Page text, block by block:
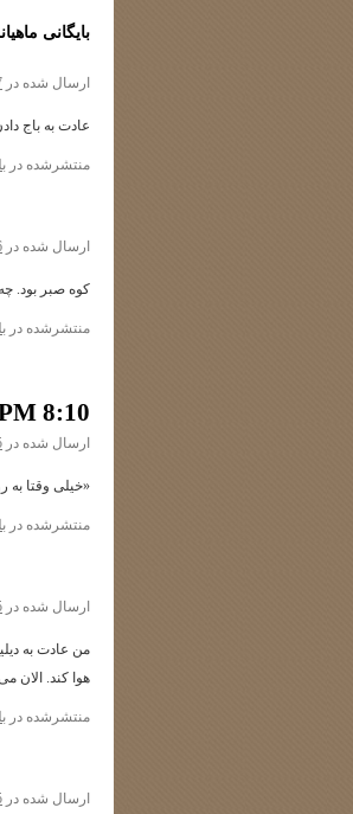
نوشته‌ها
بایگانی
ارسال شده در
عادت به باج
منتشرشده در
ارسال شده در
کوه صبر بود.
منتشرشده در
8:10 PM
ارسال شده در
«خیلی وقتا
منتشرشده در
ارسال شده در
من عادت به
هوا کند. الان
منتشرشده در
ارسال شده در